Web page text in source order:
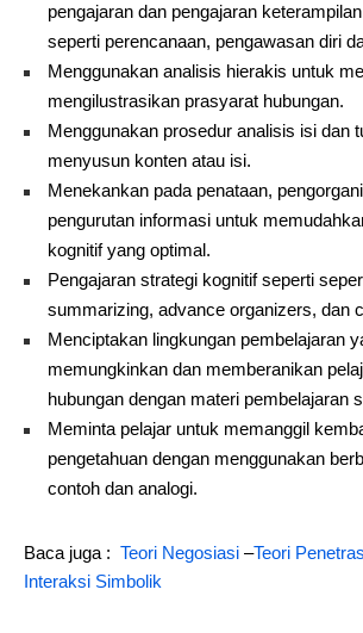
pengajaran dan pengajaran
seperti perencanaan, pengawasan diri
Menggunakan analisis hierakis untuk
mengilustrasikan prasyarat hubungan.
Menggunakan prosedur analisis isi dan
menyusun konten atau isi.
Menekankan pada penataan,
pengurutan informasi untuk
kognitif yang optimal.
Pengajaran strategi kognitif seperti
summarizing, advance organizers, dan
Menciptakan lingkungan pembelajaran
memungkinkan dan memberanikan
hubungan dengan materi pembelajaran
Meminta pelajar untuk memanggil
pengetahuan dengan menggunakan
contoh dan analogi.
Baca juga : Teori Negosiasi –Teori
Interaksi Simbolik